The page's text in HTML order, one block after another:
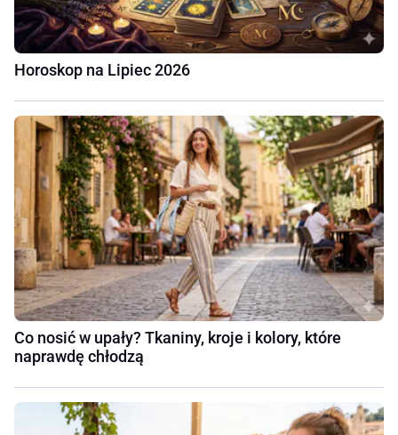
Horoskop na Lipiec 2026
Co nosić w upały? Tkaniny, kroje i kolory, które
naprawdę chłodzą